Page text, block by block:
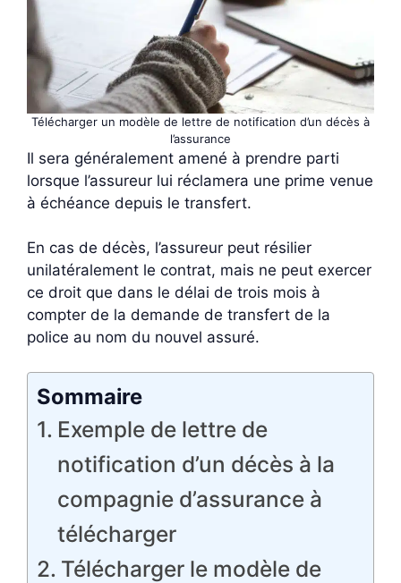
Télécharger un modèle de lettre de notification d’un décès à
l’assurance
Il sera généralement amené à prendre parti
lorsque l’assureur lui réclamera une prime venue
à échéance depuis le transfert.
En cas de décès, l’assureur peut résilier
unilatéralement le contrat, mais ne peut exercer
ce droit que dans le délai de trois mois à
compter de la demande de transfert de la
police au nom du nouvel assuré.
Sommaire
Exemple de lettre de
notification d’un décès à la
compagnie d’assurance à
télécharger
Télécharger le modèle de